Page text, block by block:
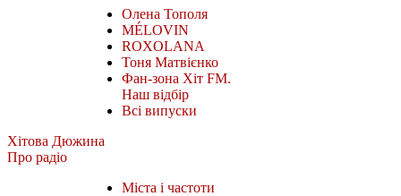
Олена Тополя
MÉLOVIN
ROXOLANA
Тоня Матвієнко
Фан-зона Хіт FM.
Наш відбір
Всі випуски
Хітова Дюжина
Про радіо
Міста і частоти